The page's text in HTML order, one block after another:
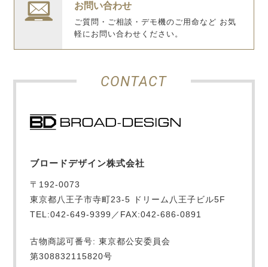
お問い合わせ
ご質問・ご相談・デモ機のご用命など お気
軽にお問い合わせください。
CONTACT
ブロードデザイン株式会社
〒192-0073
東京都八王子市寺町23-5 ドリーム八王子ビル5F
TEL:042-649-9399／FAX:042-686-0891
古物商認可番号: 東京都公安委員会
第308832115820号